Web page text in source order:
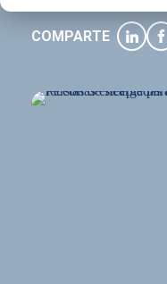
COMPARTE